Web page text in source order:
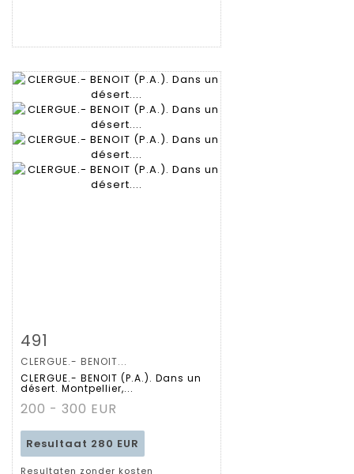
Gedetailleerde
fiche
491
CLERGUE.- BENOIT...
CLERGUE.- BENOIT (P.A.). Dans un
désert. Montpellier,...
200 - 300 EUR
Resultaat 280 EUR
Resultaten zonder kosten